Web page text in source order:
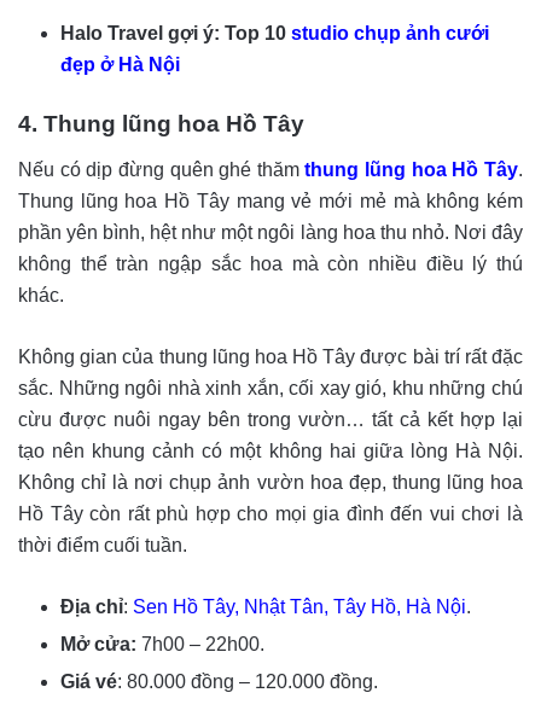
Halo Travel gợi ý: Top 10 studio chụp ảnh cưới
đẹp ở Hà Nội
4. Thung lũng hoa Hồ Tây
Nếu có dịp đừng quên ghé thămthung lũng hoa Hồ Tây.
Thung lũng hoa Hồ Tây mang vẻ mới mẻ mà không kém
phần yên bình, hệt như một ngôi làng hoa thu nhỏ. Nơi đây
không thể tràn ngập sắc hoa mà còn nhiều điều lý thú
khác.
Không gian của thung lũng hoa Hồ Tây được bài trí rất đặc
sắc. Những ngôi nhà xinh xắn, cối xay gió, khu những chú
cừu được nuôi ngay bên trong vườn… tất cả kết hợp lại
tạo nên khung cảnh có một không hai giữa lòng Hà Nội.
Không chỉ là nơi chụp ảnh vườn hoa đẹp, thung lũng hoa
Hồ Tây còn rất phù hợp cho mọi gia đình đến vui chơi là
thời điểm cuối tuần.
Địa chỉ: Sen Hồ Tây, Nhật Tân, Tây Hồ, Hà Nội.
Mở cửa: 7h00 – 22h00.
Giá vé: 80.000 đồng – 120.000 đồng.